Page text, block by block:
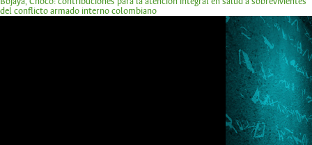
del conflicto armado interno colombiano